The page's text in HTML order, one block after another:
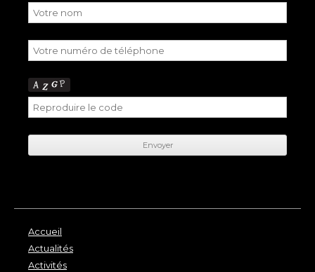
Accueil
Actualités
Activités